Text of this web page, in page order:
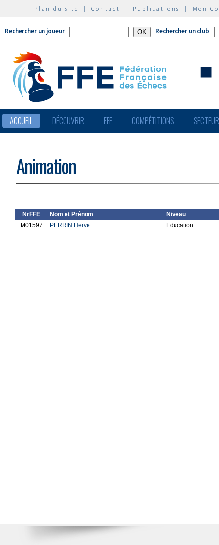
Plan du site | Contact | Publications | Mon
Rechercher un joueur Rechercher un club
ACCUEIL DÉCOUVRIR FFE COMPÉTITIONS
Animation
NrFFE Nom et Prénom
Niveau
M01597
PERRIN Herve Education